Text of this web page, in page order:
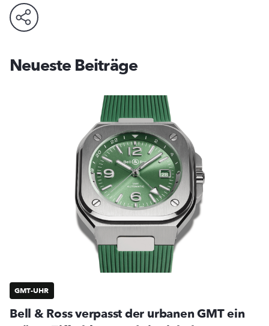
Neueste Beiträge
GMT-UHR
Bell & Ross verpasst der urbanen GMT ein